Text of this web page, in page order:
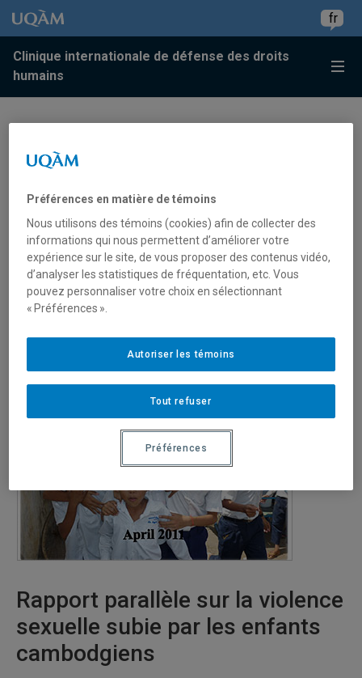
Passer au contenu
Accéder au menu principal
Accéder à la recherche
Passer au contenu
Accéder au menu principal
fr
Clinique internationale de défense des droits
humains
Menu
Rapport parallèle sur la violence
sexuelle subie par les enfants
cambodgiens
Préférences en matière de témoins
Nous utilisons des témoins (cookies) afin de collecter des
informations qui nous permettent d’améliorer votre
expérience sur le site, de vous proposer des contenus vidéo,
d’analyser les statistiques de fréquentation, etc. Vous
pouvez personnaliser votre choix en sélectionnant
« Préférences ».
Tout refuser
Autoriser les témoins
Préférences